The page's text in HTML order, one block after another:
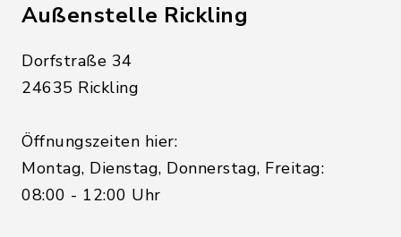
Außenstelle Rickling
Dorfstraße 34
24635 Rickling
Öffnungszeiten hier:
Montag, Dienstag, Donnerstag, Freitag:
08:00 - 12:00 Uhr